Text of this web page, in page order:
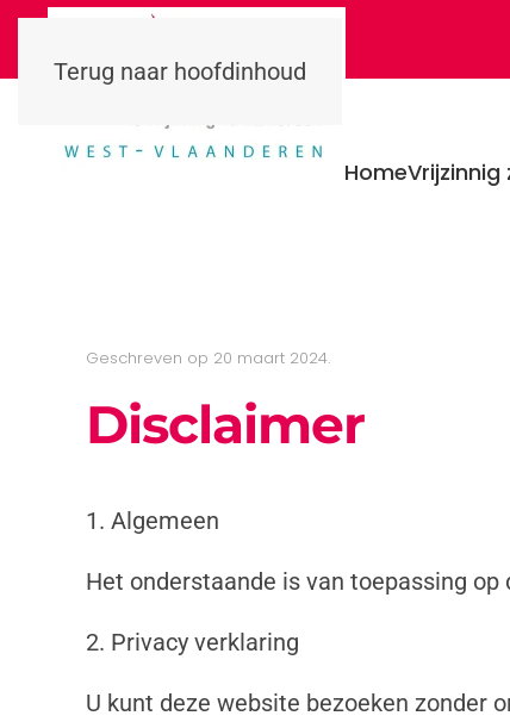
Terug naar hoofdinhoud
HomeVrijzinnig
Geschreven op 20 maart 2024.
Disclaimer
1. Algemeen
Het onderstaande is van toepassing
2. Privacy verklaring
U kunt deze website bezoeken zonder